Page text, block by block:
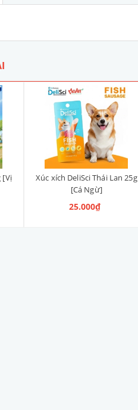
[Vị
Xúc xích DeliSci Thái Lan 25g
[Cá Ngừ]
25.000₫